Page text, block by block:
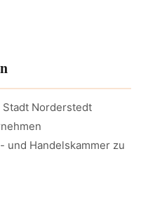
Norderstedt
und Handelskammer zu